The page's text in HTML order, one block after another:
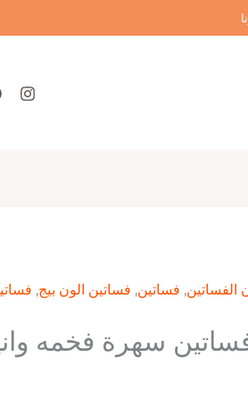
الفساتين, فساتين, فساتين الون بيج,
سهرة فخمه